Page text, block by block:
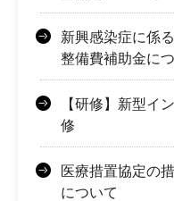
新興感染症に係
整備費補助金に
【研修】新型イ
修
医療措置協定の
について